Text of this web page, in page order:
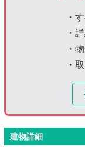
・
・
・
・
建物詳細